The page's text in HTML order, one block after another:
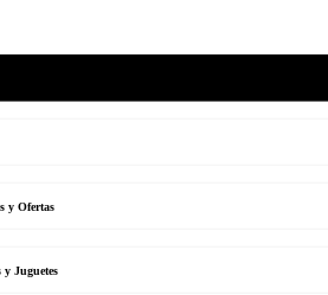
y Ofertas
y Juguetes